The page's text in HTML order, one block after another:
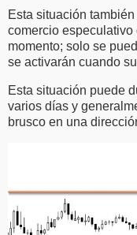
Esta situación
comercio
momento; solo se
se activarán cuando
Esta situación puede
varios días y
brusco en una